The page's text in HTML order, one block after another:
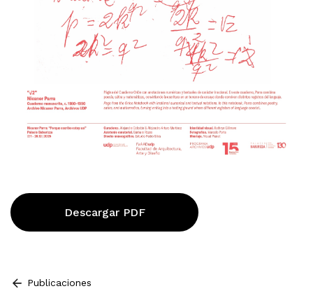
Descargar PDF
Publicaciones